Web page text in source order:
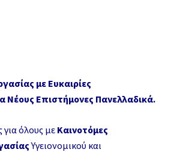
με Ευκαιρίες
Νέους Επιστήμονες Πανελλαδικά.
για όλους με Καινοτόμες
Υγειονομικού και